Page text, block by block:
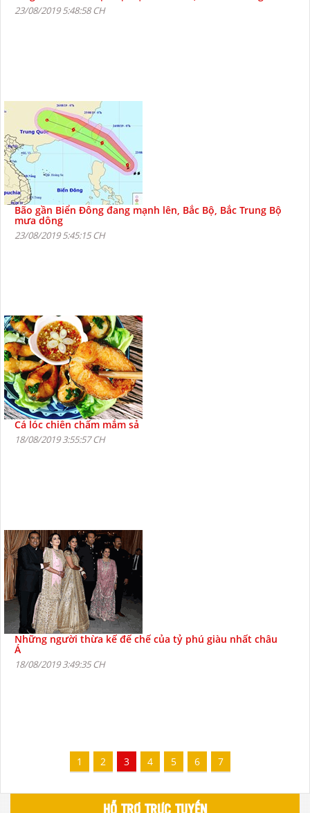
23/08/2019 5:48:58 CH
Bão gần Biển Đông đang mạnh lên, Bắc Bộ, Bắc Trung Bộ
mưa dông
23/08/2019 5:45:15 CH
Cá lóc chiên chấm mắm sả
18/08/2019 3:55:57 CH
Những người thừa kế đế chế của tỷ phú giàu nhất châu
Á
18/08/2019 3:49:35 CH
1 2 3 4 5 6 7
HỖ TRỢ TRỰC TUYẾN